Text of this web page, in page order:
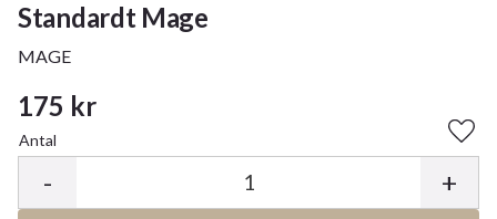
Standardt Mage
MAGE
175 kr
Antal
+
-